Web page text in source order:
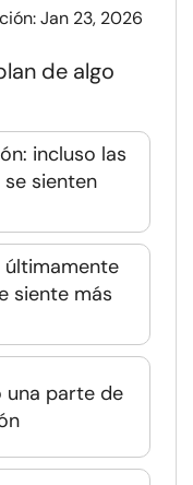
Jan 23, 2026
de algo
incluso las
sienten
últimamente
siente más
una parte de